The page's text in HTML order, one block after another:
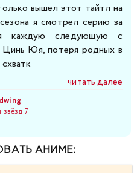
вышел этот тайтл на
я смотрел серию за
каждую следующую с
Цинь Юя, потеря родных в
читать далее
звёзд 7
АНИМЕ: